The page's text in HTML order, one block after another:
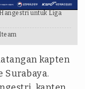
untuk Liga
kapten
Surabaya.